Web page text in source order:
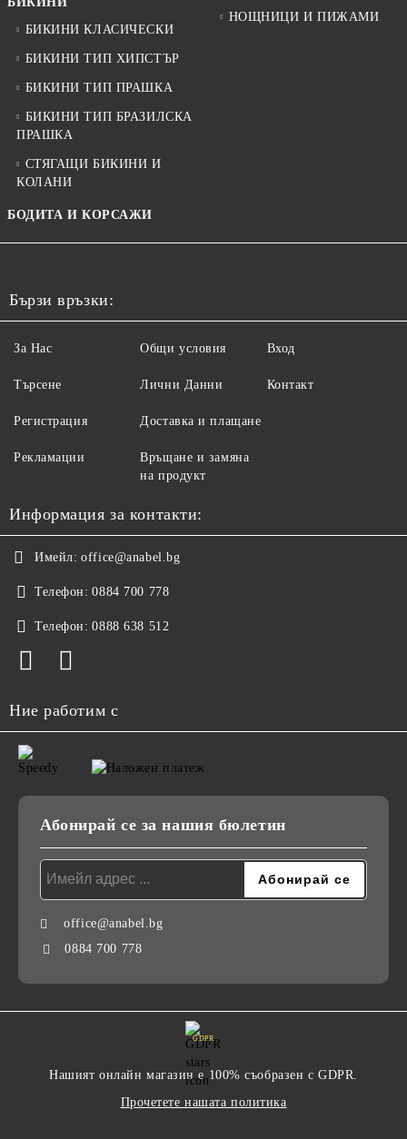
БИКИНИ КЛАСИЧЕСКИ
БИКИНИ ТИП ХИПСТЪР
БИКИНИ ТИП ПРАШКА
БИКИНИ ТИП БРАЗИЛСКА
ПРАШКА
СТЯГАЩИ БИКИНИ И
КОЛАНИ
БОДИТА И КОРСАЖИ
НОЩНИЦИ И ПИЖАМИ
Бързи връзки:
За Нас
Търсене
Регистрация
Рекламации
Общи условия
Лични Данни
Доставка и плащане
Връщане и замяна
на продукт
Вход
Контакт
Информация за контакти:
Имейл: office@anabel.bg
Телефон: 0884 700 778
Телефон: 0888 638 512
Ние работим с
Абонирай се за нашия бюлетин
office@anabel.bg
0884 700 778
GDPR
Нашият онлайн магазин е 100% съобразен с GDPR.
Прочетете нашата политика